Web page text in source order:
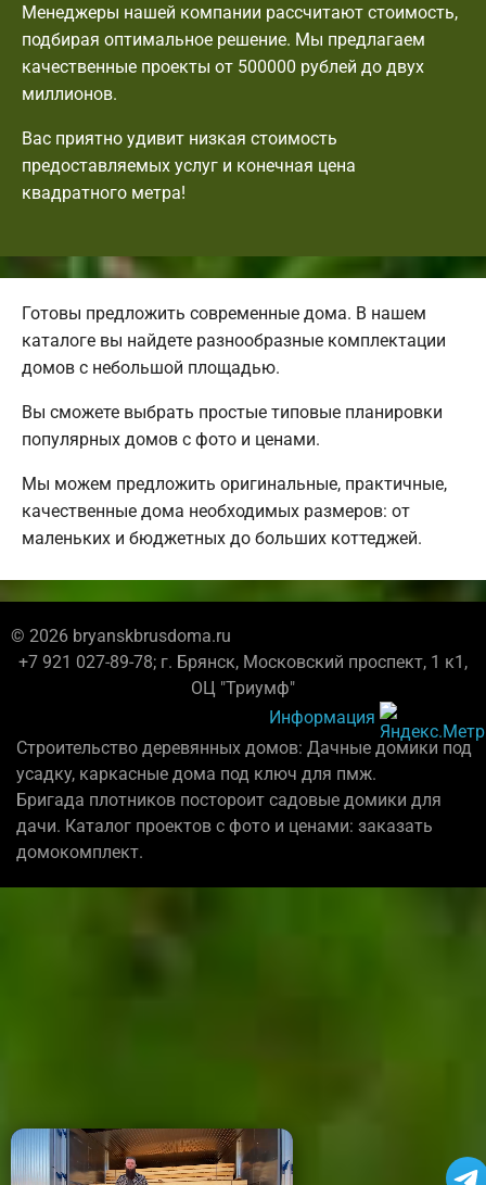
Менеджеры нашей компании рассчитают стоимость,
подбирая оптимальное решение. Мы предлагаем
качественные проекты от 500000 рублей до двух
миллионов.
Вас приятно удивит низкая стоимость
предоставляемых услуг и конечная цена
квадратного метра!
Готовы предложить современные дома. В нашем
каталоге вы найдете разнообразные комплектации
домов с небольшой площадью.
Вы сможете выбрать простые типовые планировки
популярных домов с фото и ценами.
Мы можем предложить оригинальные, практичные,
качественные дома необходимых размеров: от
маленьких и бюджетных до больших коттеджей.
© 2026 bryanskbrusdoma.ru
+7 921 027-89-78; г. Брянск, Московский проспект, 1 к1,
ОЦ "Триумф"
Информация
Строительство деревянных домов: Дачные домики под
усадку, каркасные дома под ключ для пмж.
Бригада плотников постороит садовые домики для
дачи. Каталог проектов с фото и ценами: заказать
домокомплект.